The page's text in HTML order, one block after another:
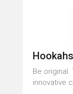
Hookahs
Be original.
innovative